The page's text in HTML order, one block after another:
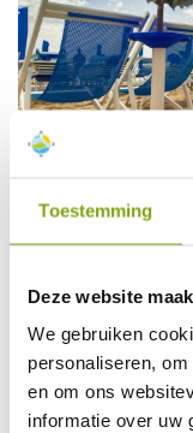
Toestemming
Deze website
We gebruiken
personaliseren,
en om ons
informatie over uw
Monteggiori is een
de helling van de
naam betekent
fascinerendste
moeite waard is